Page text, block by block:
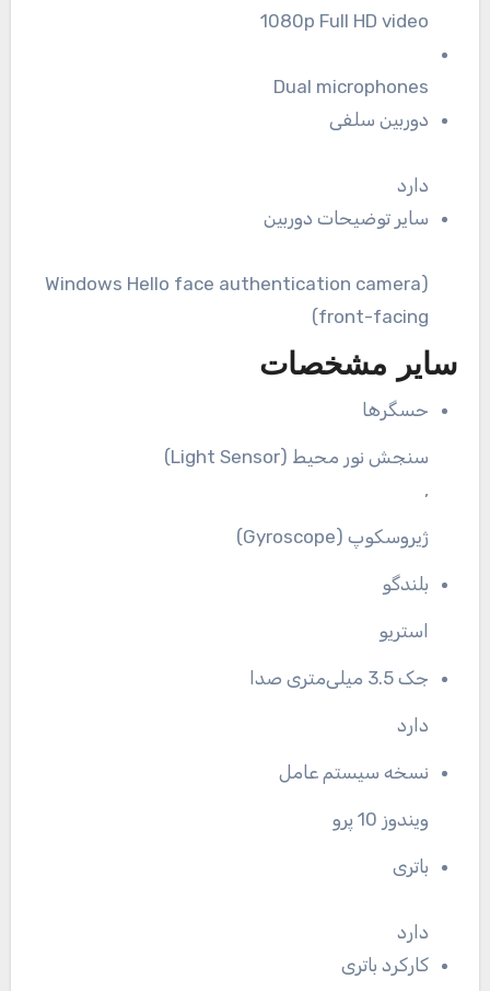
1080p Full HD video
Dual microphones
دوربین سلفی
دارد
سایر توضیحات دوربین
(Windows Hello face authentication camera
(front-facing
سایر مشخصات
حسگرها
سنجش نور محیط (Light Sensor)
,
ژیروسکوپ (Gyroscope)
بلندگو
استریو
جک 3.5 میلی‌متری صدا
دارد
نسخه سیستم عامل
ویندوز 10 پرو
باتری
دارد
کارکرد باتری